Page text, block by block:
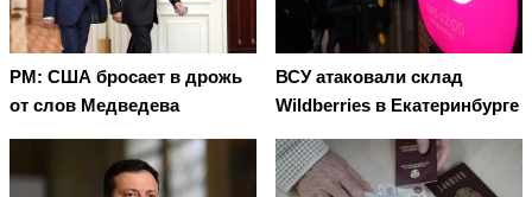
PM: США бросает в дрожь
от слов Медведева
ВСУ атаковали склад
Wildberries в Екатеринбурге